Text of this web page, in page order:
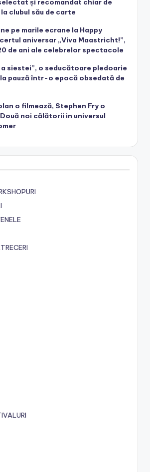
și recomandat chiar de
clubul său de carte
pe marile ecrane la Happy
aniversar „Viva Maastricht!”,
de ani ale celebrelor spectacole
siestei”, o seducătoare pledoarie
pauză într-o epocă obsedată de
o filmează, Stephen Fry o
noi călătorii in universul